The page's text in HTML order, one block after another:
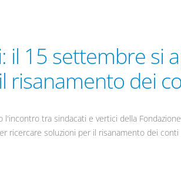
il 15 settembre si
risanamento dei
tra sindacati e vertici della
ricercare soluzioni per il risanamento dei conti